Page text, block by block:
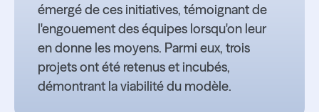
émergé de ces initiatives, témoignant de
l'engouement des équipes lorsqu'on leur
en donne les moyens. Parmi eux, trois
projets ont été retenus et incubés,
démontrant la viabilité du modèle.